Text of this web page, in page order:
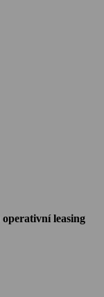
operativní leasing